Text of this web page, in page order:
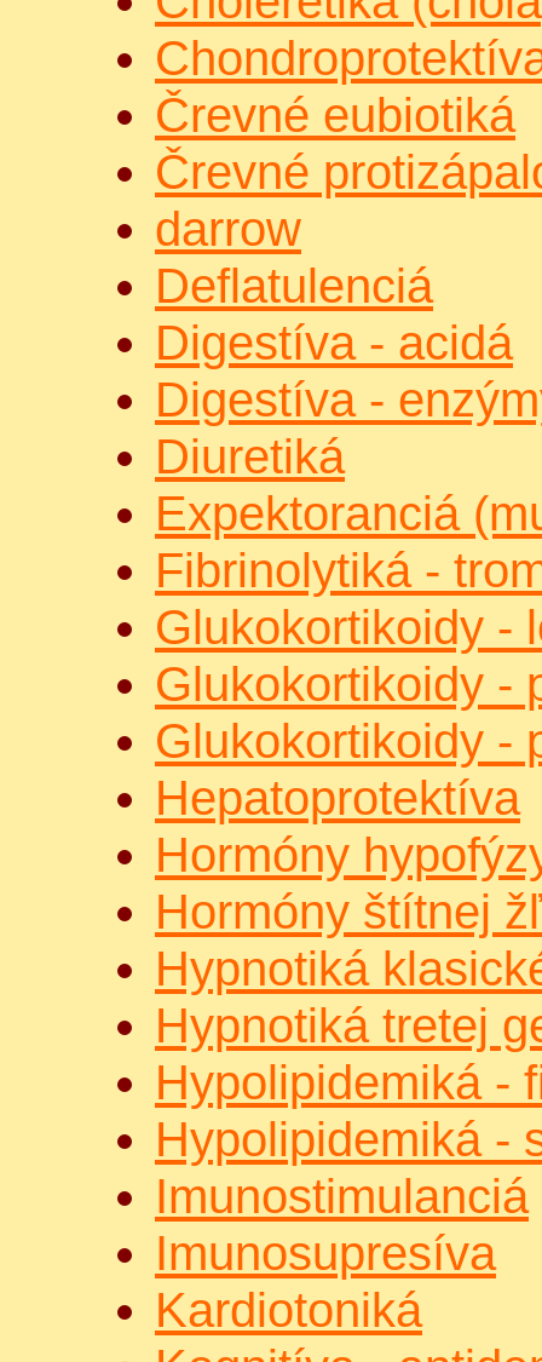
Črevné eubiotiká
Črevné
darrow
Deflatulenciá
Digestíva - acidá
Digestíva -
Diuretiká
Expektoranciá
Fibrinolytiká -
Glukokortikoidy -
Glukokortikoidy -
Glukokortikoidy -
Hepatoprotektíva
Hormóny
Hormóny štítnej
Hypnotiká
Hypnotiká tretej
Hypolipidemiká -
Hypolipidemiká -
Imunostimulanciá
Imunosupresíva
Kardiotoniká